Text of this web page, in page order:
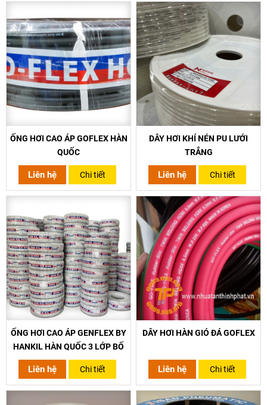
ỐNG HƠI CAO ÁP GOFLEX HÀN
QUỐC
Liên hệ Chi tiết
DÂY HƠI KHÍ NÉN PU LƯỚI
TRẮNG
Liên hệ Chi tiết
ỐNG HƠI CAO ÁP GENFLEX BY
HANKIL HÀN QUỐC 3 LỚP BỐ
Liên hệ Chi tiết
DÂY HƠI HÀN GIÓ ĐÁ GOFLEX
Liên hệ Chi tiết